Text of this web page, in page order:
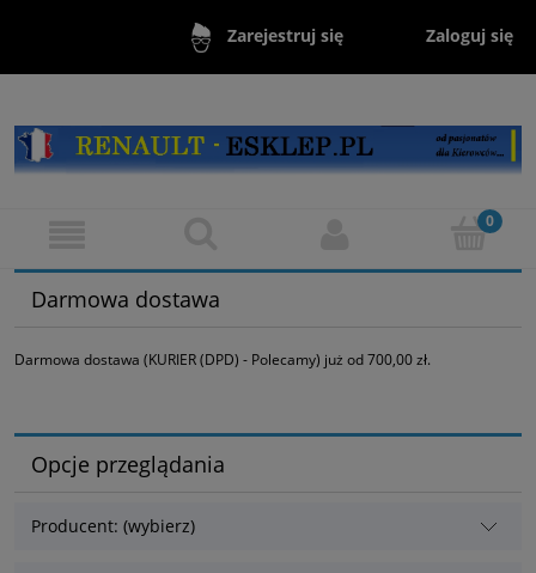
Zarejestruj się Zaloguj się
Darmowa dostawa
Darmowa dostawa (KURIER (DPD) - Polecamy) już od 700,00 zł.
Opcje przeglądania
Producent: (wybierz)